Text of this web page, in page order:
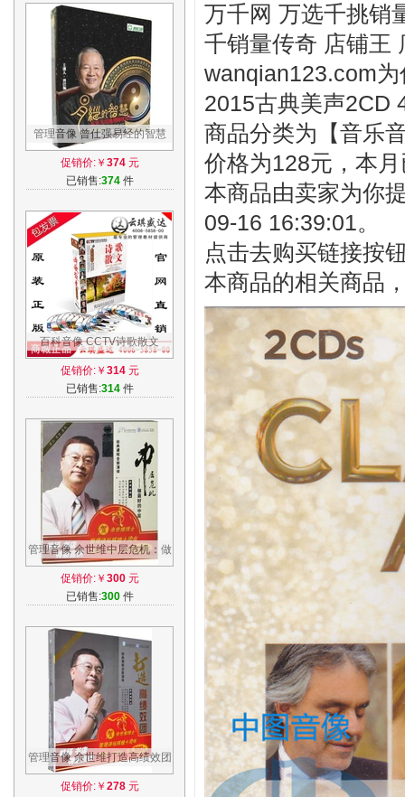
管理音像 曾仕强易经的智慧
7DVD视频讲座光盘
促销价:￥ 374元
已销售:374件
百科音像 CCTV诗歌散文
20CD-MP3 4DVD名家朗诵倾
情献声德艺双馨
促销价:￥ 314元
已销售:314件
管理音像 余世维中层危机：做
好的中层7DVD+5CD视频
促销价:￥ 300元
已销售:300件
管理音像 余世维打造高绩效团
队7DVD+5CD+核心荟萃
促销价:￥ 278元
万千网 万选千挑销
千销量传奇 店铺王
wanqian123.com
2015古典美声2CD
商品分类为【音乐
价格为128元，本
本商品由卖家为你
09-16 16:39:01。
点击去购买链接按
本商品的相关商品